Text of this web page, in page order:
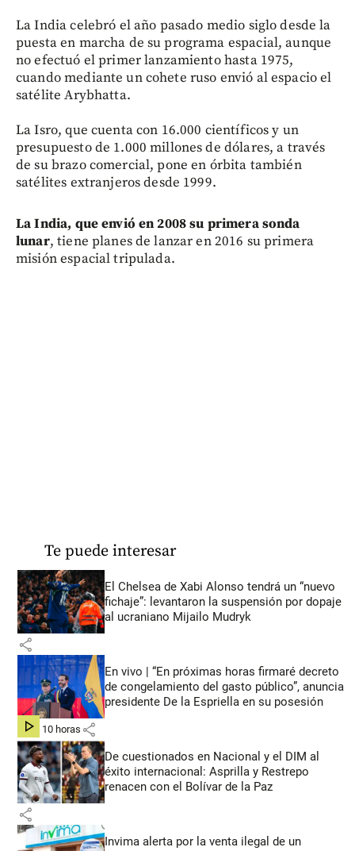
La India celebró el año pasado medio siglo desde la
puesta en marcha de su programa espacial, aunque
no efectuó el primer lanzamiento hasta 1975,
cuando mediante un cohete ruso envió al espacio el
satélite Arybhatta.
La Isro, que cuenta con 16.000 científicos y un
presupuesto de 1.000 millones de dólares, a través
de su brazo comercial, pone en órbita también
satélites extranjeros desde 1999.
La India, que envió en 2008 su primera sonda
lunar, tiene planes de lanzar en 2016 su primera
misión espacial tripulada.
Te puede interesar
El Chelsea de Xabi Alonso tendrá un “nuevo
fichaje”: levantaron la suspensión por dopaje
al ucraniano Mijailo Mudryk
share
En vivo | “En próximas horas firmaré decreto
de congelamiento del gasto público”, anuncia
presidente De la Espriella en su posesión
hace 10 horas share
De cuestionados en Nacional y el DIM al
éxito internacional: Asprilla y Restrepo
renacen con el Bolívar de la Paz
share
Invima alerta por la venta ilegal de un